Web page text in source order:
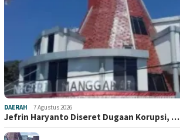
DAERAH 7 Agustus 2026
Jefrin Haryanto Diseret Dugaan Korupsi, …